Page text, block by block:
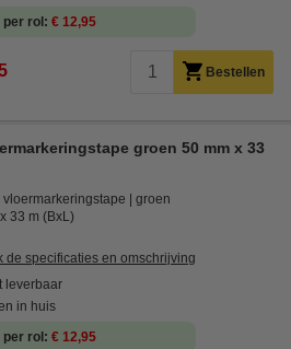
per rol
€ 12,95
Bestellen
groen 50 mm x 33
vloermarkeringstape
groen
33 m (BxL)
de specificaties en omschrijving
leverbaar
in huis
per rol
€ 12,95